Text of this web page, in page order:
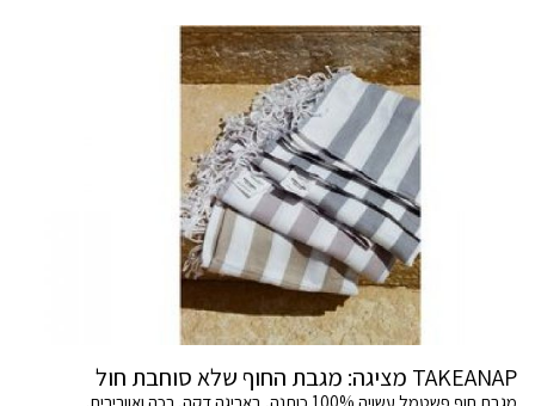
TAKEANAP מציגה: מגבת החוף שלא סוחבת חול